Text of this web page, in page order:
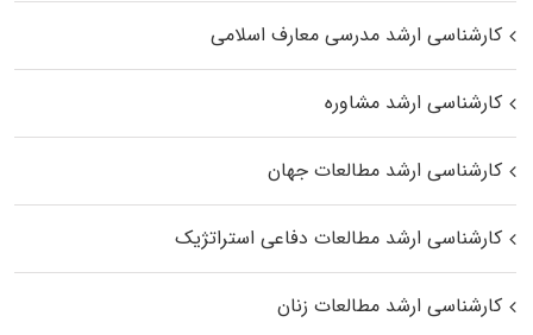
کارشناسی ارشد مدرسی معارف اسلامی
کارشناسی ارشد مشاوره
کارشناسی ارشد مطالعات جهان
کارشناسی ارشد مطالعات دفاعی استراتژیک
کارشناسی ارشد مطالعات زنان